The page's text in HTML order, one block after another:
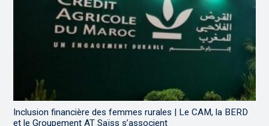
Inclusion financière des femmes rurales | Le CAM, la BERD
et le Groupement AT Saïss s’associent